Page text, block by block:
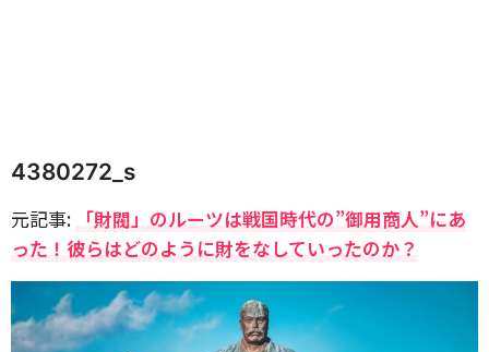
4380272_s
元記事: 「財閥」のルーツは戦国時代の”御用商人”にあ
った！彼らはどのように財をなしていったのか？